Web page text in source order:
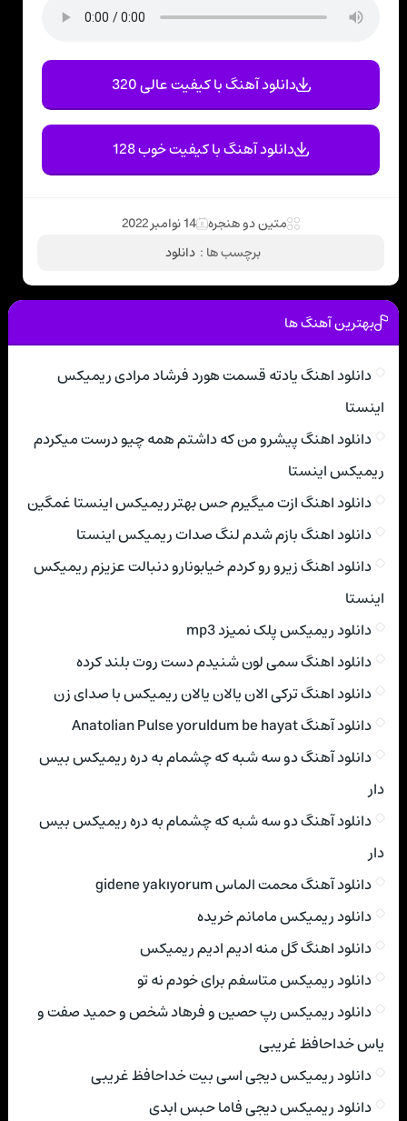
دانلود آهنگ با کیفیت عالی 320
دانلود آهنگ با کیفیت خوب 128
متین دو هنجره 14 نوامبر 2022
برچسب ها : دانلود
بهترین آهنگ ها
دانلود اهنگ یادته قسمت هورد فرشاد مرادی ریمیکس
اینستا
دانلود اهنگ پیشرو من که داشتم همه چیو درست میکردم
ریمیکس اینستا
دانلود اهنگ ازت میگیرم حس بهتر ریمیکس اینستا غمگین
دانلود اهنگ بازم شدم لنگ صدات ریمیکس اینستا
دانلود اهنگ زیرو رو کردم خیابونارو دنبالت عزیزم ریمیکس
اینستا
دانلود ریمیکس پلک نمیزد mp3
دانلود اهنگ سمی لون شنیدم دست روت بلند کرده
دانلود اهنگ ترکی الان یالان یالان ریمیکس با صدای زن
دانلود آهنگ Anatolian Pulse yoruldum be hayat
دانلود آهنگ دو سه شبه که چشمام به دره ریمیکس بیس
دار
دانلود آهنگ دو سه شبه که چشمام به دره ریمیکس بیس
دار
دانلود آهنگ محمت الماس gidene yakıyorum
دانلود ریمیکس مامانم خریده
دانلود اهنگ گل منه ادیم ادیم ریمیکس
دانلود ریمیکس متاسفم برای خودم نه تو
دانلود ریمیکس رپ حصین و فرهاد شخص و حمید صفت و
یاس خداحافظ غریبی
دانلود ریمیکس دیجی اسی بیت خداحافظ غریبی
دانلود ریمیکس دیجی فاما حبس ابدی